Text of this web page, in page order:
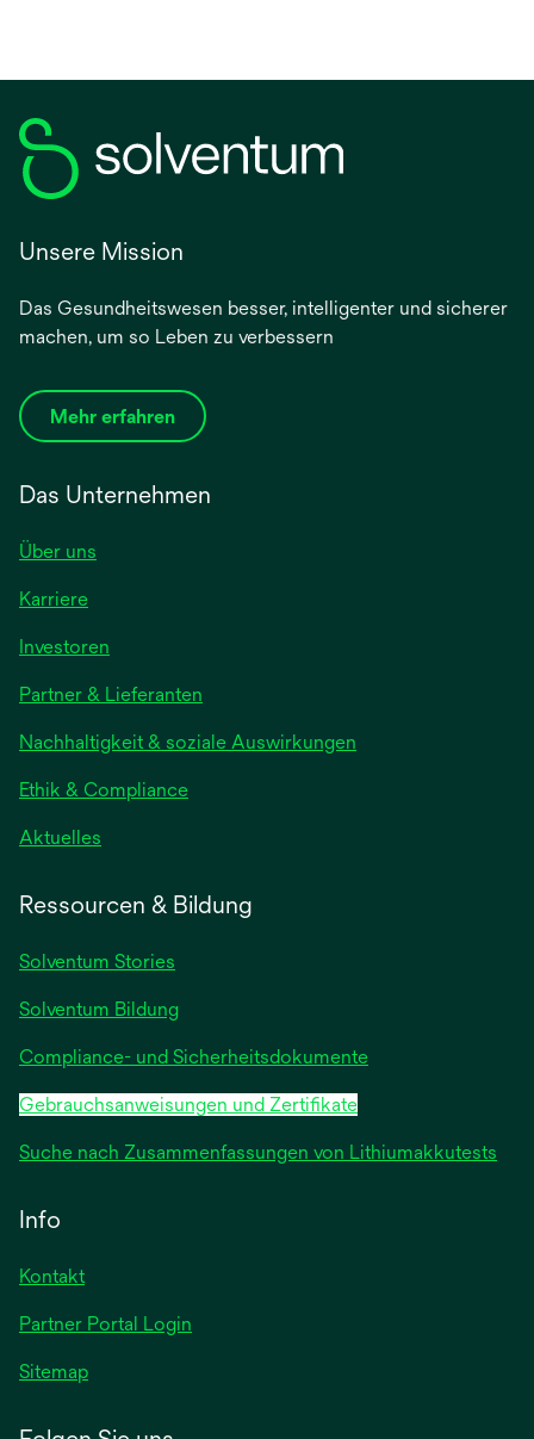
Unsere Mission
Das Gesundheitswesen besser, intelligenter und sicherer
machen, um so Leben zu verbessern
Mehr erfahren
Das Unternehmen
Über uns
Karriere
Investoren
einer
neuen
geöffnet
Partner & Lieferanten
Nachhaltigkeit & soziale Auswirkungen
Ethik & Compliance
Aktuelles
Registerkarte
Ressourcen & Bildung
Solventum Stories
Solventum Bildung
Compliance- und Sicherheitsdokumente
Gebrauchsanweisungen und Zertifikate
Suche nach Zusammenfassungen von Lithiumakkutests
Info
Kontakt
Partner Portal Login
Sitemap